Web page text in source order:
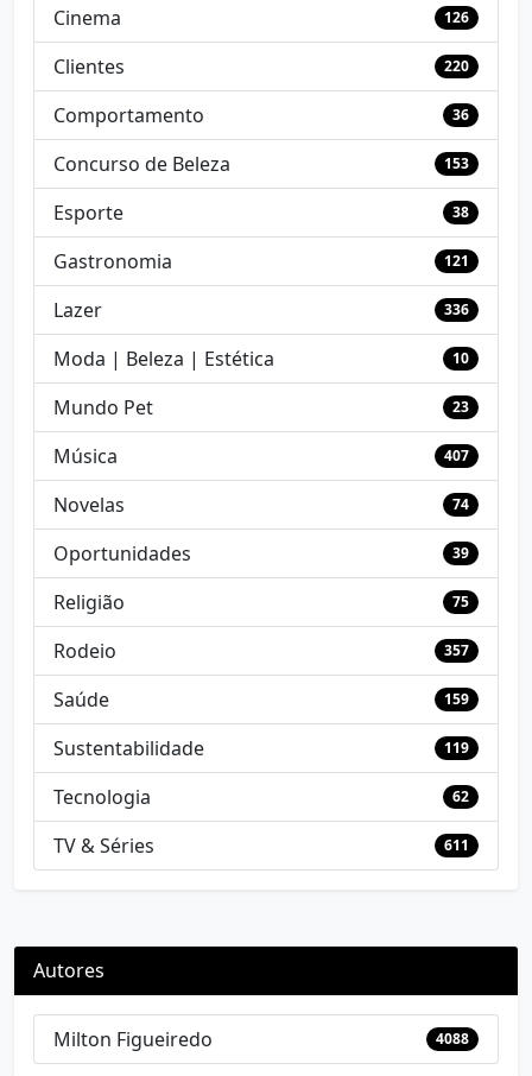
Cinema 126
Clientes 220
Comportamento 36
Concurso de Beleza 153
Esporte 38
Gastronomia 121
Lazer 336
Moda | Beleza | Estética 10
Mundo Pet 23
Música 407
Novelas 74
Oportunidades 39
Religião 75
Rodeio 357
Saúde 159
Sustentabilidade 119
Tecnologia 62
TV & Séries 611
Autores
Milton Figueiredo 4088